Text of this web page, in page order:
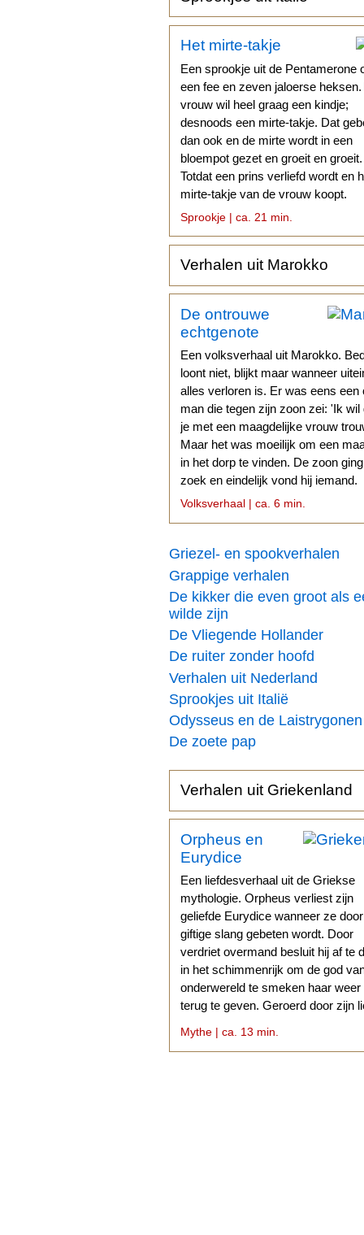
Het mirte-takje
Een sprookje uit de Pentamerone
een fee en zeven jaloerse
vrouw wil heel graag een kindje;
desnoods een mirte-takje. Dat
dan ook en de mirte wordt in een
bloempot gezet en groeit en groeit.
Totdat een prins verliefd wordt en
mirte-takje van de vrouw koopt.
Sprookje | ca. 21 min.
Verhalen uit Marokko
De ontrouwe
echtgenote
Een volksverhaal uit Marokko.
loont niet, blijkt maar wanneer
alles verloren is. Er was eens een
man die tegen zijn zoon zei: 'Ik wil
je met een maagdelijke vrouw
Maar het was moeilijk om een
in het dorp te vinden. De zoon
zoek en eindelijk vond hij iemand.
Volksverhaal | ca. 6 min.
Griezel- en spookverhalen
Grappige verhalen
De kikker die even groot als
wilde zijn
De Vliegende Hollander
De ruiter zonder hoofd
Verhalen uit Nederland
Sprookjes uit Italië
Odysseus en de Laistrygonen
De zoete pap
Verhalen uit Griekenland
Orpheus en
Eurydice
Een liefdesverhaal uit de Griekse
mythologie. Orpheus verliest zijn
geliefde Eurydice wanneer ze
giftige slang gebeten wordt. Door
verdriet overmand besluit hij af te
in het schimmenrijk om de god
onderwereld te smeken haar weer
terug te geven. Geroerd door zijn
Mythe | ca. 13 min.